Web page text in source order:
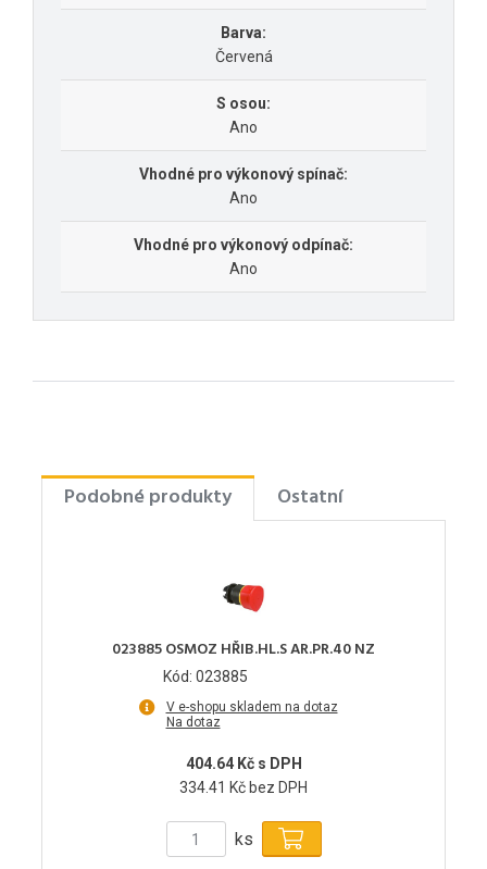
Barva:
Červená
S osou:
Ano
Vhodné pro výkonový spínač:
Ano
Vhodné pro výkonový odpínač:
Ano
Podobné produkty Ostatní
023885 OSMOZ HŘIB.HL.S AR.PR.40 NZ
Kód: 023885
V e-shopu skladem na dotaz
Na dotaz
404.64 Kč s DPH
334.41 Kč bez DPH
ks